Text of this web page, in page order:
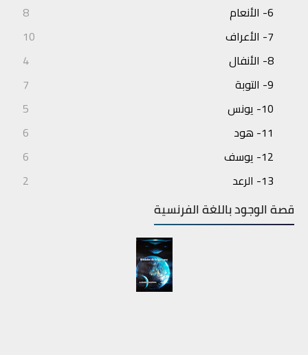
6- الأنعام
8
7- الأعراف
10
8- الأنفال
4
9- التوبة
7
10- يونس
5
11- هود
6
12- يوسف
6
13- الرعد
2
14- إبراهيم
15- الحجر
قصة الوجود باللغة الفرنسية